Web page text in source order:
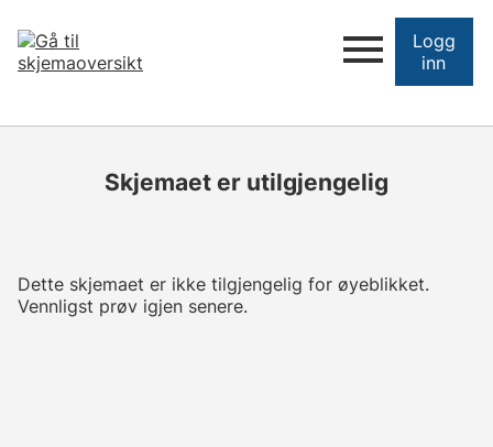
Logg
inn
Skjemaet er utilgjengelig
Dette skjemaet er ikke tilgjengelig for øyeblikket.
Vennligst prøv igjen senere.